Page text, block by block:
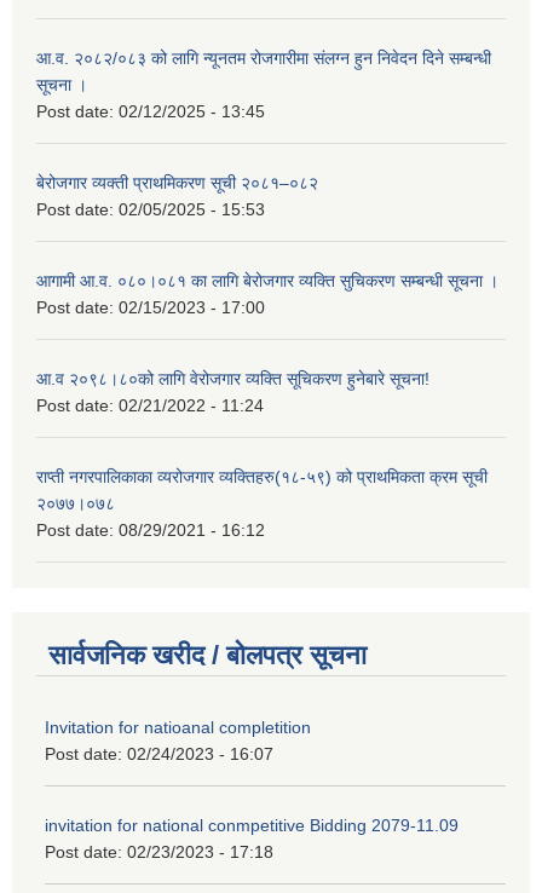
आ.व. २०८२/०८३ को लागि न्यूनतम रोजगारीमा संलग्न हुन निवेदन दिने सम्बन्धी
सूचना ।
Post date: 02/12/2025 - 13:45
बेरोजगार व्यक्ती प्राथमिकरण सूची २०८१–०८२
Post date: 02/05/2025 - 15:53
आगामी आ.व. ०८०।०८१ का लागि बेरोजगार व्यक्ति सुचिकरण सम्बन्धी सूचना ।
Post date: 02/15/2023 - 17:00
आ.व २०९८।८०को लागि वेरोजगार व्यक्ति सूचिकरण हुनेबारे सूचना!
Post date: 02/21/2022 - 11:24
राप्ती नगरपालिकाका व्यरोजगार व्यक्तिहरु(१८-५९) को प्राथमिकता क्रम सूची
२०७७।०७८
Post date: 08/29/2021 - 16:12
सार्वजनिक खरीद / बोलपत्र सूचना
Invitation for natioanal completition
Post date: 02/24/2023 - 16:07
invitation for national conmpetitive Bidding 2079-11.09
Post date: 02/23/2023 - 17:18